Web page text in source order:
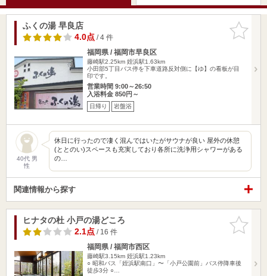
お気に入
りに追加
ふくの湯 早良店
4.0点/ 4 件
福岡県 / 福岡市早良区
藤崎駅2.25km 姪浜駅1.63km
小田部5丁目バス停を下車道路反対側に【ゆ】の看板が目
印です。
営業時間 9:00～26:50
入浴料金 850円～
日帰り 岩盤浴
40代 男
性
休日に行ったので凄く混んではいたがサウナが良い 屋外の休憩
(ととのい)スペースも充実しており各所に洗浄用シャワーがある
の…
関連情報から探す
お気に入
りに追加
ヒナタの杜 小戸の湯どころ
2.1点/ 16 件
福岡県 / 福岡市西区
藤崎駅3.15km 姪浜駅1.23km
○ 昭和バス「姪浜駅南口」〜「小戸公園前」バス停降車後
徒歩3分 ○…